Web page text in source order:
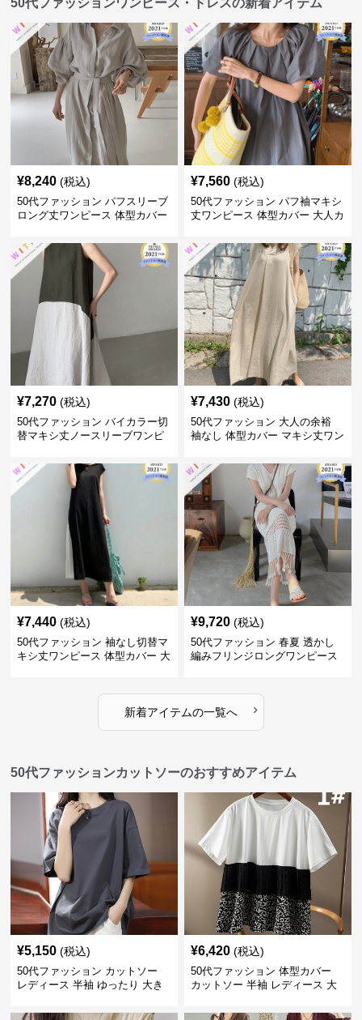
50代ファッションワンピース・ドレスの新着アイテム
¥8,240 (税込)
50代ファッション パフスリーブ
ロング丈ワンピース 体型カバー
¥7,560 (税込)
50代ファッション パフ袖マキシ
丈ワンピース 体型カバー 大人カ
¥7,270 (税込)
50代ファッション バイカラー切
替マキシ丈ノースリーブワンピ
¥7,430 (税込)
50代ファッション 大人の余裕
袖なし 体型カバー マキシ丈ワン
¥7,440 (税込)
50代ファッション 袖なし切替マ
キシ丈ワンピース 体型カバー 大
¥9,720 (税込)
50代ファッション 春夏 透かし
編みフリンジロングワンピース
新着アイテムの一覧へ ›
50代ファッションカットソーのおすすめアイテム
¥5,150 (税込)
50代ファッション カットソー
レディース 半袖 ゆったり 大き
¥6,420 (税込)
50代ファッション 体型カバー
カットソー 半袖 レディース 大